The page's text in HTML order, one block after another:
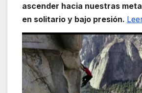
ascender hacia nuestras
en solitario y bajo presión.